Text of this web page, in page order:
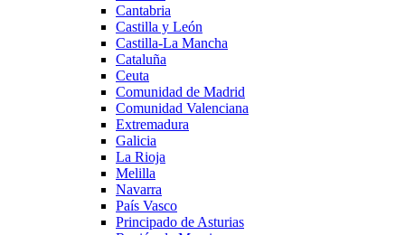
Cantabria
Castilla y León
Castilla-La Mancha
Cataluña
Ceuta
Comunidad de Madrid
Comunidad Valenciana
Extremadura
Galicia
La Rioja
Melilla
Navarra
País Vasco
Principado de Asturias